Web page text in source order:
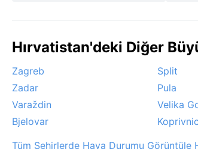
Hırvatistan'deki Diğer
Zagreb Split
Zadar
Pula
Varaždin
Velika
Bjelovar
Tüm Şehirlerde Hava Durumu Görüntüle